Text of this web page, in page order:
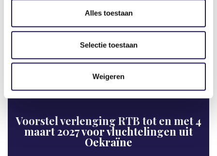
Alles toestaan
Selectie toestaan
Weigeren
uit Oekraïne stapsgewijs hun rechten op basis van
de RTB.
Voorstel verlenging RTB tot en met 4
maart 2027 voor vluchtelingen uit
Oekraïne